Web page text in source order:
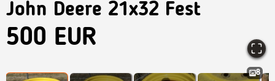
John Deere 21x32 Fest
500 EUR
8